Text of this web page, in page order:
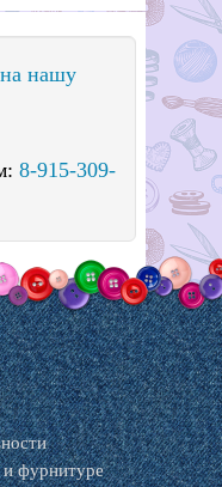
нашу
8-915-309-
фурнитуре